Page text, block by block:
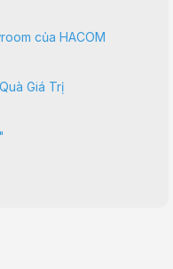
của HACOM
Giá Trị